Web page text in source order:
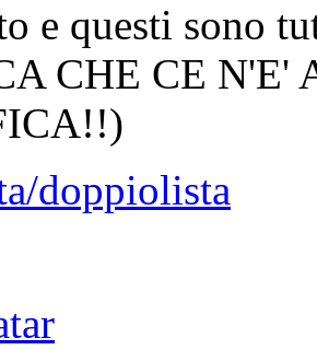
e questi sono
CHE CE N'E'
doppiolista